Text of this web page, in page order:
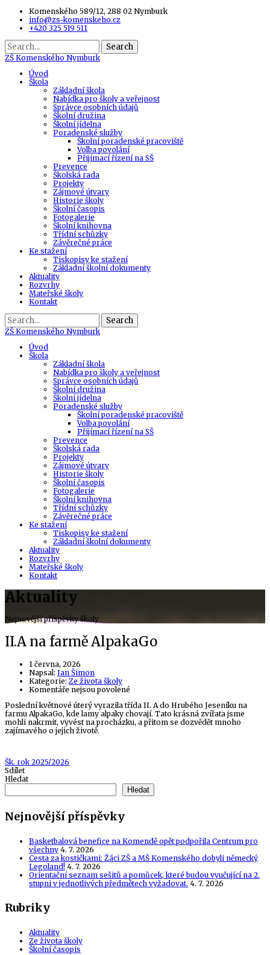
Komenského 589/12, 288 02 Nymburk
info@zs-komenskeho.cz
+420 325 519 511
Search
ZŠ Komenského Nymburk
Úvod
Škola
Základní škola
Nabídka pro školy a veřejnost
Správce osobních údajů
Školní družina
Školní jídelna
Poradenské služby
Školní poradenské pracoviště
Volba povolání
Přijímací řízení na SŠ
Prevence
Školská rada
Projekty
Zájmové útvary
Historie školy
Školní časopis
Fotogalerie
Školní knihovna
Třídní schůzky
Závěrečné práce
Ke stažení
Tiskopisy ke stažení
Základní školní dokumenty
Aktuality
Rozvrhy
Mateřské školy
Kontakt
Search
ZŠ Komenského Nymburk
Úvod
Škola
Základní škola
Nabídka pro školy a veřejnost
Správce osobních údajů
Školní družina
Školní jídelna
Poradenské služby
Školní poradenské pracoviště
Volba povolání
Přijímací řízení na SŠ
Prevence
Školská rada
Projekty
Zájmové útvary
Historie školy
Školní časopis
Fotogalerie
Školní knihovna
Třídní schůzky
Závěrečné práce
Ke stažení
Tiskopisy ke stažení
Základní školní dokumenty
Aktuality
Rozvrhy
Mateřské školy
Kontakt
Aktuality
Nejnovější příspěvky školy
II.A na farmě AlpakaGo
1 června, 2026
Napsal: Author
Jan Šimon
Kategorie: Ze života školy
Komentáře nejsou povolené
s
názvem
II.A
Poslední květnové úterý vyrazila třída II. A do Hrubého Jeseníku na
farmu AlpakaGo, kde lamy alpaky chovají. Tato krásná zvířata jsme
mohli nakrmit, vyvést na procházku, a přitom se dozvědět mnoho
zajímavého o jejich životě.
Tags
Šk. rok 2025/2026
Sdílet
Hledat
Hledat
Nejnovější příspěvky
Basketbalová benefice na Komendě opět podpořila Centrum pro
všechny 4. 7. 2026
Cesta za kostičkami: Žáci ZŠ a MŠ Komenského dobyli německý
Legoland! 4. 7. 2026
Orientační seznam sešitů a pomůcek, které budou vyučující na 2.
stupni v jednotlivých předmětech vyžadovat. 4. 7. 2026
Rubriky
Aktuality
Ze života školy
Školní časopis